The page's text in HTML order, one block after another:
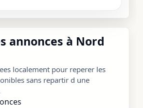
annonces à Nord
localement pour reperer les
sans repartir d une